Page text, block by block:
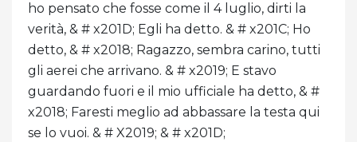
ho pensato che fosse come il 4 luglio, dirti la
verità, & # x201D; Egli ha detto. & # x201C; Ho
detto, & # x2018; Ragazzo, sembra carino, tutti
gli aerei che arrivano. & # x2019; E stavo
guardando fuori e il mio ufficiale ha detto, & #
x2018; Faresti meglio ad abbassare la testa qui
se lo vuoi. & # X2019; & # x201D;